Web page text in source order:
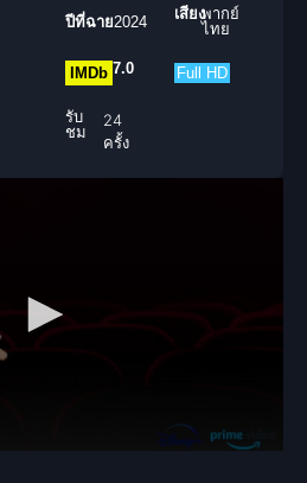
ปีที่ฉาย2024 เสียงพากย์
ไทย
IMDb 7.0 Full HD
รับ
ชม
24
ครั้ง